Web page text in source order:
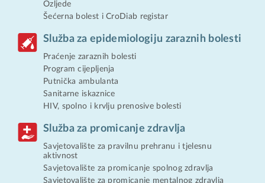
Ozljede
Šećerna bolest i CroDiab registar
Služba za epidemiologiju zaraznih bolesti
Praćenje zaraznih bolesti
Program cijepljenja
Putnička ambulanta
Sanitarne iskaznice
HIV, spolno i krvlju prenosive bolesti
Služba za promicanje zdravlja
Savjetovalište za pravilnu prehranu i tjelesnu
aktivnost
Savjetovalište za promicanje spolnog zdravlja
Savjetovalište za promicanje mentalnog zdravlja